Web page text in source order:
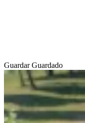
GuardarGuardado